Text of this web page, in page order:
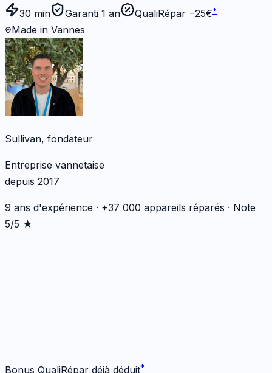
30 min Garanti 1 an QualiRépar −25€*
Made in Vannes
Sullivan, fondateur
Entreprise vannetaise
depuis 2017
9 ans d'expérience · +37 000 appareils réparés · Note
5/5 ★
Bonus QualiRépar déjà déduit*